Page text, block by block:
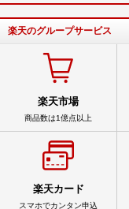
楽天のグループサービス
楽天市場
商品数は1億点以上
楽天カード
スマホでカンタン申込